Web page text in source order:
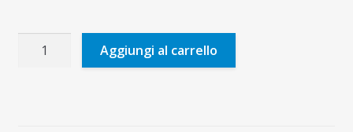
crononauti
Aggiungi al carrello